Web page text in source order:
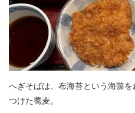
へぎそばは、布海苔という海藻
つけた蕎麦。